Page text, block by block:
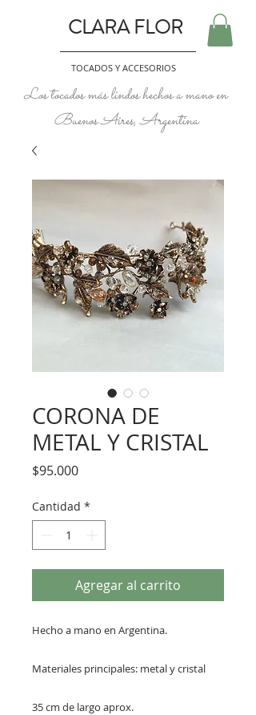
CLARA FLOR
TOCADOS Y ACCESORIOS
Los tocados más lindos hechos a mano en
Buenos Aires, Argentina
CORONA DE
METAL Y CRISTAL
$95.000Precio
Cantidad *
Agregar al carrito
Hecho a mano en Argentina.
Materiales principales: metal y cristal
35 cm de largo aprox.